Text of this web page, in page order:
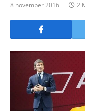
8 november 2016 2